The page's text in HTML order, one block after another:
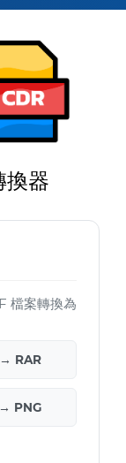
換器
檔案轉換為
RAR
PNG